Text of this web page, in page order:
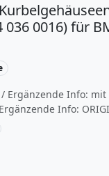
0016) für
Ergänzende Info:
Info: